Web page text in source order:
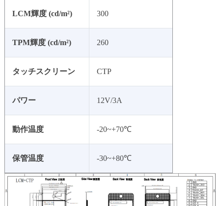
LCM輝度 (cd/m²) 300
TPM輝度 (cd/m²) 260
タッチスクリーン CTP
パワー 12V/3A
動作温度 -20~+70℃
保管温度 -30~+80℃